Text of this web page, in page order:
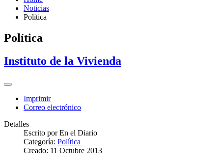
Noticias
Política
Política
Instituto de la Vivienda
Imprimir
Correo electrónico
Detalles
Escrito porEn el Diario
Categoría: Política
Creado: 11 Octubre 2013